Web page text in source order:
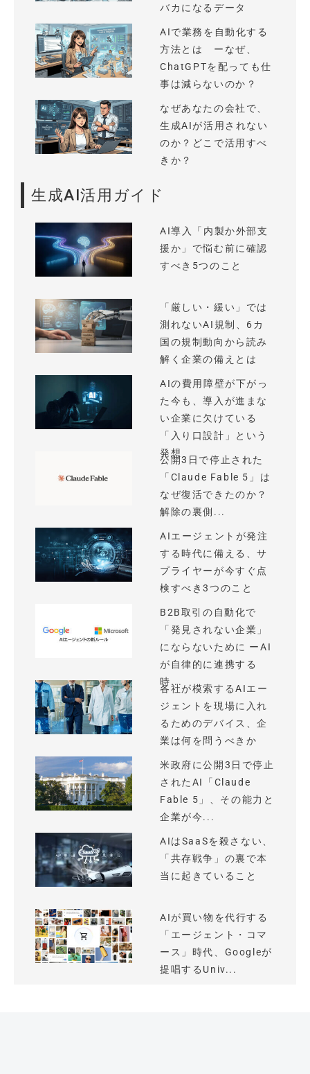
バカになるデータ
AIで業務を自動化する
方法とは ーなぜ、
ChatGPTを配っても仕
事は減らないのか？
なぜあなたの会社で、
生成AIが活用されない
のか？どこで活用すべ
きか？
生成AI活用ガイド
AI導入「内製か外部支
援か」で悩む前に確認
すべき5つのこと
「厳しい・緩い」では
測れないAI規制、6カ
国の規制動向から読み
解く企業の備えとは
AIの費用障壁が下がっ
た今も、導入が進まな
い企業に欠けている
「入り口設計」という
発想
公開3日で停止された
「Claude Fable 5」は
なぜ復活できたのか？
解除の裏側...
AIエージェントが発注
する時代に備える、サ
プライヤーが今すぐ点
検すべき3つのこと
B2B取引の自動化で
「発見されない企業」
にならないために ーAI
が自律的に連携する
時...
各社が模索するAIエー
ジェントを現場に入れ
るためのデバイス、企
業は何を問うべきか
米政府に公開3日で停止
されたAI「Claude
Fable 5」、その能力と
企業が今...
AIはSaaSを殺さない、
「共存戦争」の裏で本
当に起きていること
AIが買い物を代行する
「エージェント・コマ
ース」時代、Googleが
提唱するUniv...